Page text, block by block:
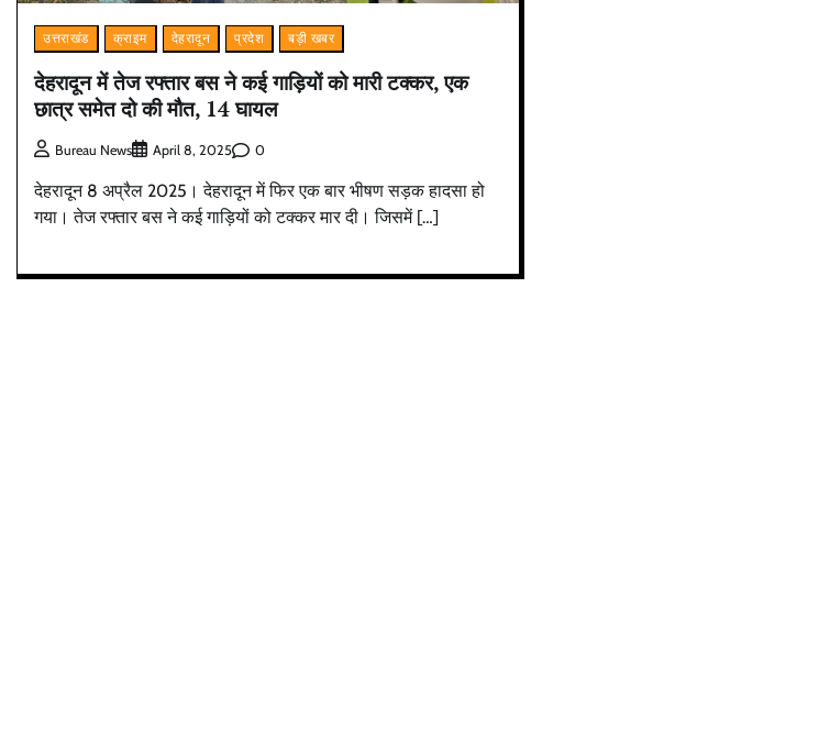
उत्तराखंड क्राइम देहरादून प्रदेश बड़ी खबर
देहरादून में तेज रफ्तार बस ने कई गाड़ियों को मारी टक्कर, एक
छात्र समेत दो की मौत, 14 घायल
Bureau News April 8, 2025 0
देहरादून 8 अप्रैल 2025। देहरादून में फिर एक बार भीषण सड़क हादसा हो
गया। तेज रफ्तार बस ने कई गाड़ियों को टक्कर मार दी। जिसमें […]